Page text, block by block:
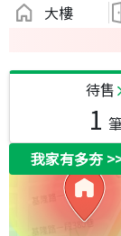
大樓
待售
1
我家有多夯